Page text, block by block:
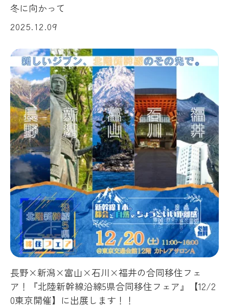
冬に向かって
2025.12.09
長野×新潟×富山×石川×福井の合同移住フェ
ア！『北陸新幹線沿線5県合同移住フェア』【12/2
0東京開催】に出展します！！